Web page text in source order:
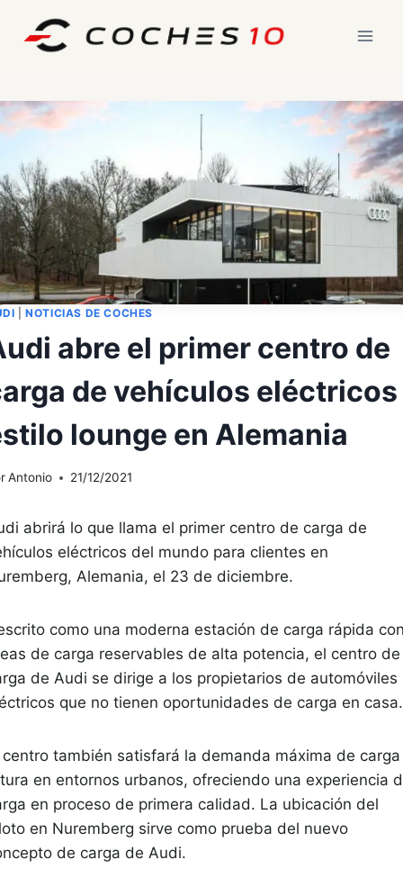
|NOTICIAS DE COCHES
abre el primer centro de
de vehículos eléctricos
lounge en Alemania
Antonio 21/12/2021
abrirá lo que llama el primer centro de carga de
eléctricos del mundo para clientes en
Alemania, el 23 de diciembre.
como una moderna estación de carga rápida
de carga reservables de alta potencia, el centro de
de Audi se dirige a los propietarios de automóviles
que no tienen oportunidades de carga en casa.
centro también satisfará la demanda máxima de carga
en entornos urbanos, ofreciendo una experiencia
en proceso de primera calidad. La ubicación del
en Nuremberg sirve como prueba del nuevo
de carga de Audi.